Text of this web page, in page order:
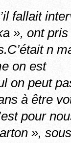
fallait
», ont
n
on est
on peut
à être
pour
»,